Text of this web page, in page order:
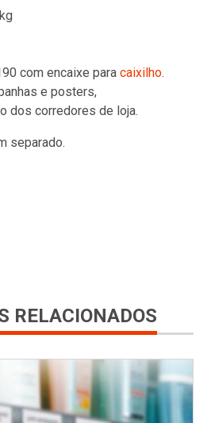
com encaixe para caixilho.
e posters,
dos corredores de loja.
separado.
RELACIONADOS